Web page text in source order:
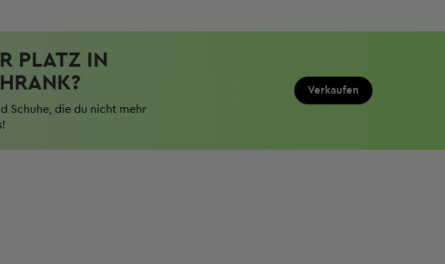
PLATZ IN
Schuhe, die du nicht mehr
Verkaufen